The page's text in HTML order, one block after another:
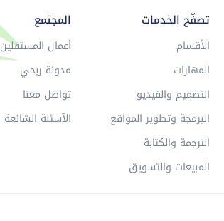
تصفّح الخدمات
الأقسام
المهارات
التصميم والفيديو
البرمجة وتطوير المواقع
الترجمة والكتابة
المبيعات والتسويق
المجتمع
أعمال المستقلين
مدونة ربحي
تواصل معنا
الآسئلة الشائعة